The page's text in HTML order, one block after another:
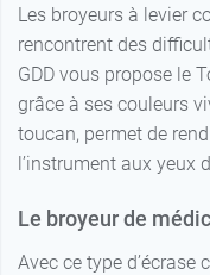
Les broyeurs à levier
rencontrent des
GDD vous propose le
grâce à ses couleurs
toucan, permet de
l’instrument aux yeux
Le broyeur de
Avec ce type d’écrase